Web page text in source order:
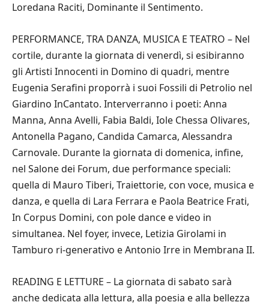
Loredana Raciti, Dominante il Sentimento.
PERFORMANCE, TRA DANZA, MUSICA E TEATRO – Nel
cortile, durante la giornata di venerdì, si esibiranno
gli Artisti Innocenti in Domino di quadri, mentre
Eugenia Serafini proporrà i suoi Fossili di Petrolio nel
Giardino InCantato. Interverranno i poeti: Anna
Manna, Anna Avelli, Fabia Baldi, Iole Chessa Olivares,
Antonella Pagano, Candida Camarca, Alessandra
Carnovale. Durante la giornata di domenica, infine,
nel Salone dei Forum, due performance speciali:
quella di Mauro Tiberi, Traiettorie, con voce, musica e
danza, e quella di Lara Ferrara e Paola Beatrice Frati,
In Corpus Domini, con pole dance e video in
simultanea. Nel foyer, invece, Letizia Girolami in
Tamburo ri-generativo e Antonio Irre in Membrana II.
READING E LETTURE – La giornata di sabato sarà
anche dedicata alla lettura, alla poesia e alla bellezza